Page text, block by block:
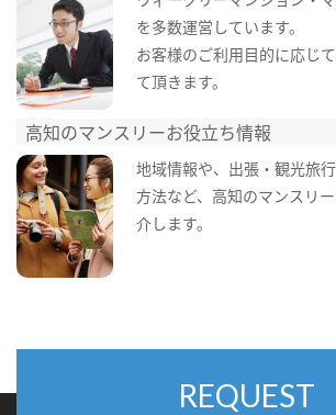
を多数運営しています。
お客様のご利用目的に応じ
て頂きます。
高知のマンスリーお役立ち情報
地域情報や、出張・観光旅
方法など、高知のマンスリ
介します。
REQUEST